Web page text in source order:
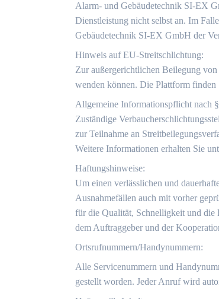
Alarm- und Gebäudetechnik SI-EX
Dienstleistung nicht selbst an. Im
Gebäudetechnik SI-EX GmbH der
Hinweis auf EU-Streitschlichtung:
Zur außergerichtlichen Beilegung
wenden können. Die Plattform finden
Allgemeine Informationspflicht nach
Zuständige
zur Teilnahme an
Weitere Informationen erhalten Sie
Haftungshinweise:
Um einen verlässlichen und
Ausnahmefällen auch mit vorher
für die Qualität, Schnelligkeit und die
dem Auftraggeber und der
Ortsrufnummern/Handynummern:
Alle Servicenummern und
gestellt worden. Jeder Anruf wird